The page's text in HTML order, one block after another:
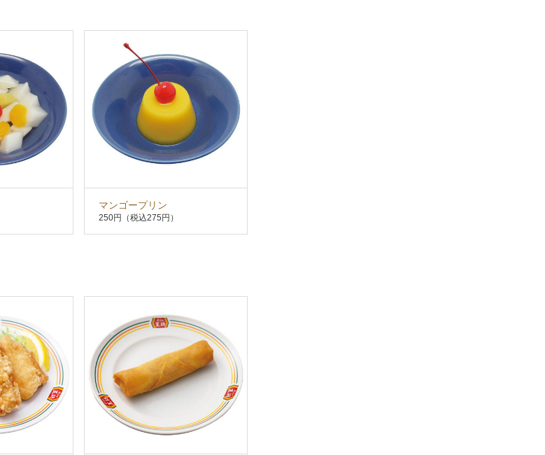
マンゴープリン
250円 （税込275円）